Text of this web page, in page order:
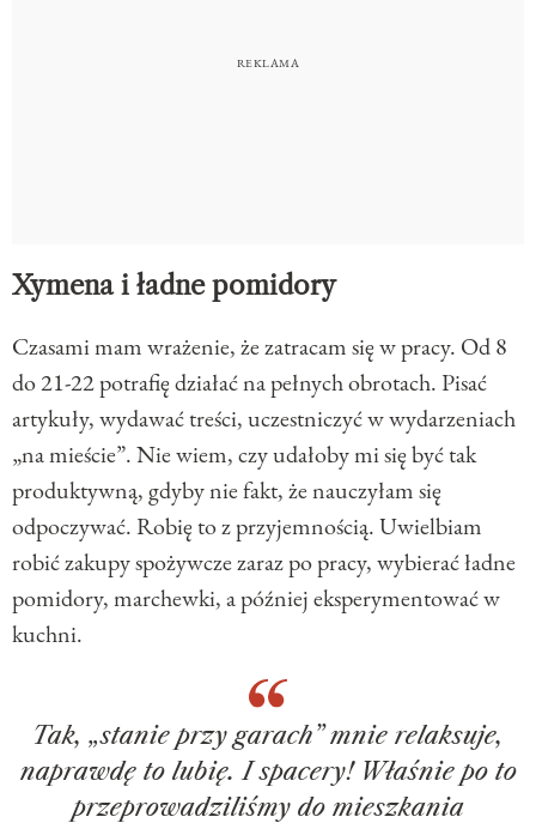
Xymena i ładne pomidory
Czasami mam wrażenie, że zatracam się w pracy. Od 8
do 21-22 potrafię działać na pełnych obrotach. Pisać
artykuły, wydawać treści, uczestniczyć w wydarzeniach
„na mieście”. Nie wiem, czy udałoby mi się być tak
produktywną, gdyby nie fakt, że nauczyłam się
odpoczywać. Robię to z przyjemnością. Uwielbiam
robić zakupy spożywcze zaraz po pracy, wybierać ładne
pomidory, marchewki, a później eksperymentować w
kuchni.
Tak, „stanie przy garach” mnie relaksuje,
naprawdę to lubię. I spacery! Właśnie po to
przeprowadziliśmy do mieszkania